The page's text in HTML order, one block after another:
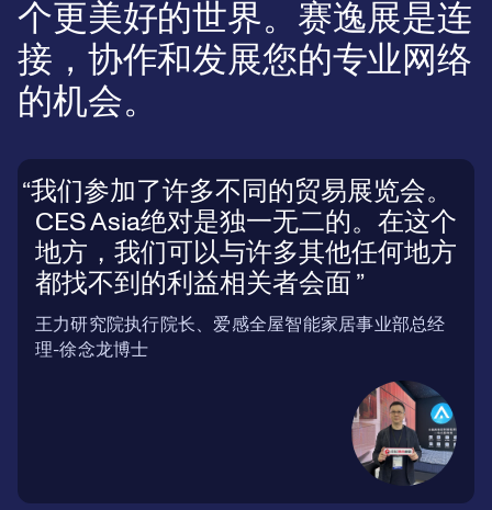
个更美好的世界。赛逸展是连
接，协作和发展您的专业网络
的机会。
我们参加了许多不同的贸易展览会。
CES Asia绝对是独一无二的。在这个
地方，我们可以与许多其他任何地方
都找不到的利益相关者会面
王力研究院执行院长、爱感全屋智能家居事业部总经
理-徐念龙博士